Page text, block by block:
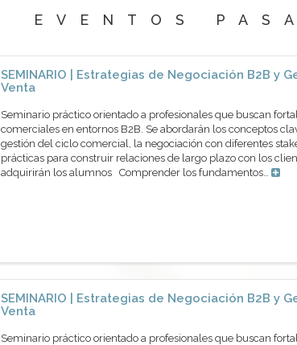
EVENTOS
SEMINARIO | Estrategias de Negociación B2B y
Venta
Seminario práctico orientado a profesionales que buscan
comerciales en entornos B2B. Se abordarán los conceptos
gestión del ciclo comercial, la negociación con diferentes
prácticas para construir relaciones de largo plazo con los
adquirirán los alumnos Comprender los fundamentos…
SEMINARIO | Estrategias de Negociación B2B y
Venta
Seminario práctico orientado a profesionales que buscan